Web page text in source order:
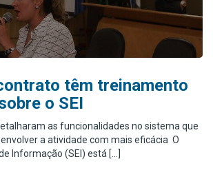
têm treinamento
o SEI
as funcionalidades no sistema que
a atividade com mais eficácia O
Informação (SEI) está […]